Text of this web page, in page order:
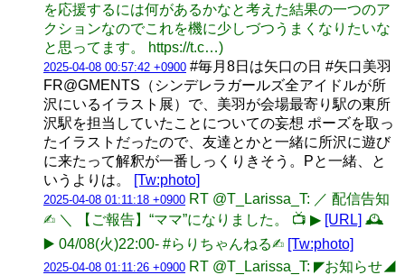
を応援するには何があるかなと考えた結果の一つのア
クションなのでこれを機に少しづつうまくなりたいな
と思ってます。 https://t.c…)
2025-04-08 00:57:42 +0900 #毎月8日は矢口の日 #矢口美羽
FR@GMENTS（シンデレラガールズ全アイドルが所
沢にいるイラスト展）で、美羽が会場最寄り駅の東所
沢駅を担当していたことについての妄想 ポーズを取っ
たイラストだったので、友達とかと一緒に所沢に遊び
に来たって解釈が一番しっくりきそう。Pと一緒、と
いうよりは。
[Tw:photo]
2025-04-08 01:11:18 +0900 RT @T_Larissa_T: ／ 配信告知
✍︎ ＼ 【ご報告】“ママ”になりました。 📺 ▶︎ [URL] 🕰
▶︎ 04/08(火)22:00- #らりちゃんねる✍︎ [Tw:photo]
2025-04-08 01:11:26 +0900 RT @T_Larissa_T: ◤お知らせ◢